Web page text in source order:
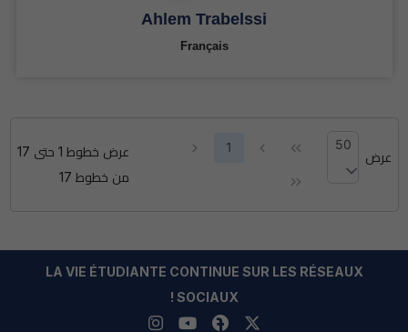
Ahlem Trabelssi
Français
عرض
50
خطوط
1
عرض خطوط 1 حتى 17
من خطوط 17
LA VIE ÉTUDIANTE CONTINUE SUR LES RÉSEAUX
SOCIAUX !